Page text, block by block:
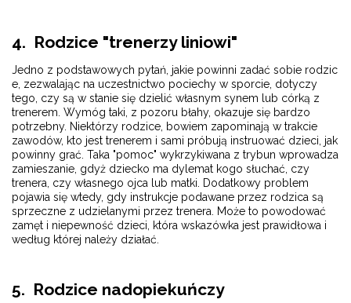
4. Rodzice "trenerzy liniowi"
Jedno z podstawowych pytań, jakie powinni zadać sobie rodzic
e, zezwalając na uczestnictwo pociechy w sporcie, dotyczy
tego, czy są w stanie się dzielić własnym synem lub córką z
trenerem. Wymóg taki, z pozoru błahy, okazuje się bardzo
potrzebny. Niektórzy rodzice, bowiem zapominają w trakcie
zawodów, kto jest trenerem i sami próbują instruować dzieci, jak
powinny grać. Taka "pomoc" wykrzykiwana z trybun wprowadza
zamieszanie, gdyż dziecko ma dylemat kogo słuchać, czy
trenera, czy własnego ojca lub matki. Dodatkowy problem
pojawia się wtedy, gdy instrukcje podawane przez rodzica są
sprzeczne z udzielanymi przez trenera. Może to powodować
zamęt i niepewność dzieci, która wskazówka jest prawidłowa i
według której należy działać.
5. Rodzice nadopiekuńczy